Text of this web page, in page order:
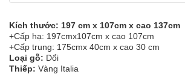
Kích thước: 197 cm x 107cm x cao 137cm
+Cấp hạ: 197cmx107cm x cao 107cm
+Cấp trung: 175cmx 40cm x cao 30 cm
Loại gỗ: Dổi
Thiếp: Vàng Italia